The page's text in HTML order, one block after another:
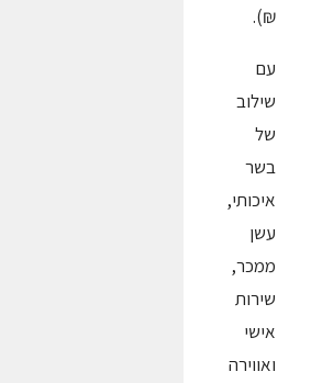
₪).
עם
שילוב
של
בשר
איכותי,
עשן
ממכר,
שירות
אישי
ואווירה